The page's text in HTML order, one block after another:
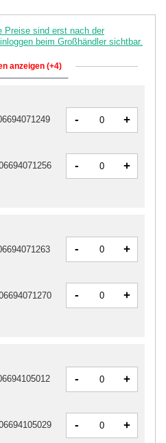
Preise sind erst nach der
beim Großhändler sichtbar.
anzeigen (+4)
- +
- +
- +
- +
- +
- +